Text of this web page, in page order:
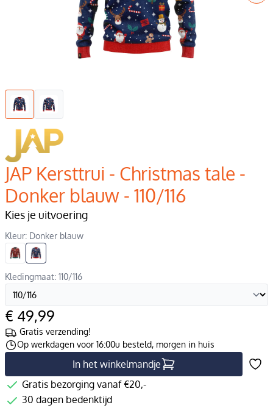
JAP Kersttrui - Christmas tale -
Donker blauw - 110/116
Kies je uitvoering
Kleur: Donker blauw
Kledingmaat: 110/116
€ 49,99
Gratis verzending!
Op werkdagen voor 16:00u besteld, morgen in huis
In het winkelmandje
Gratis bezorging vanaf €20,-
30 dagen bedenktijd